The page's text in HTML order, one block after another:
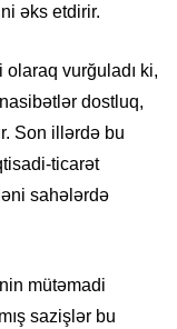
əks etdirir.
olaraq vurğuladı ki,
dostluq,
Son illərdə bu
ticarət
sahələrdə
mütəmadi
sazişlər bu